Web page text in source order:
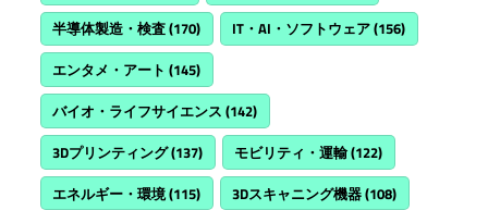
半導体製造・検査(170) IT・AI・ソフトウェア(156)
エンタメ・アート (145)
バイオ・ライフサイエンス (142)
3Dプリンティング(137) モビリティ・運輸(122)
エネルギー・環境(115) 3Dスキャニング機器(108)